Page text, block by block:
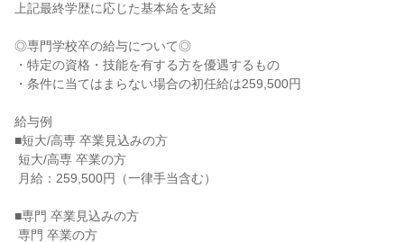
上記最終学歴に応じた基本給を支給
◎専門学校卒の給与について◎
・特定の資格・技能を有する方を優遇するもの
・条件に当てはまらない場合の初任給は259,500円
給与例
■短大/高専 卒業見込みの方
■専門 卒業見込みの方